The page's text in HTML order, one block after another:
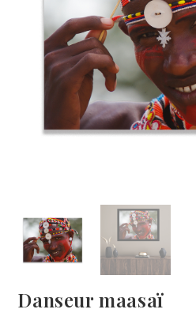
Danseur maasaï